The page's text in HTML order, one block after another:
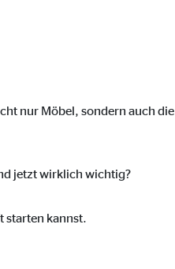
nur Möbel, sondern auch die
jetzt wirklich wichtig?
starten kannst.